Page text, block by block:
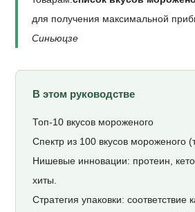
для получения максимальной
Синьюцзе
В этом руководстве
Топ-10 вкусов мороженого
Спектр из 100 вкусов мороженого
Нишевые инновации: протеин,
хиты.
Стратегия упаковки: соответствие